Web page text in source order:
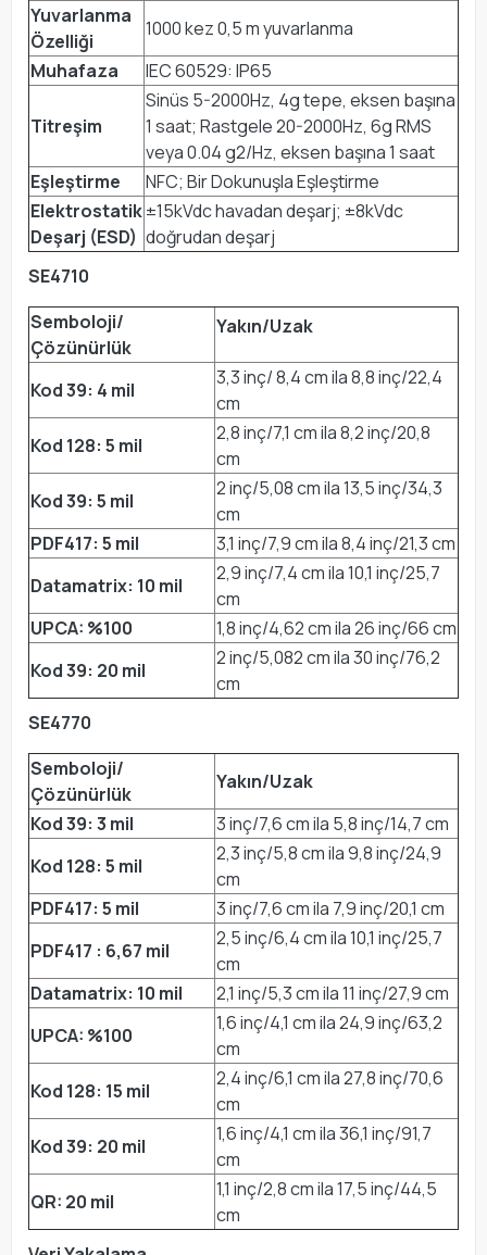
Yuvarlanma
Özelliği
1000 kez 0,5 m yuvarlanma
Muhafaza
IEC 60529: IP65
Titreşim
Sinüs 5-2000Hz, 4g tepe, eksen başına
1 saat; Rastgele 20-2000Hz, 6g RMS
veya 0.04 g2/Hz, eksen başına 1 saat
Eşleştirme
NFC; Bir Dokunuşla Eşleştirme
Elektrostatik
Deşarj (ESD)
±15kVdc havadan deşarj; ±8kVdc
doğrudan deşarj
SE4710
Semboloji/
Çözünürlük
Yakın/Uzak
Kod 39: 4 mil
3,3 inç/ 8,4 cm ila 8,8 inç/22,4
cm
Kod 128: 5 mil
2,8 inç/7,1 cm ila 8,2 inç/20,8
cm
Kod 39: 5 mil
2 inç/5,08 cm ila 13,5 inç/34,3
cm
PDF417: 5 mil
3,1 inç/7,9 cm ila 8,4 inç/21,3 cm
Datamatrix: 10 mil
2,9 inç/7,4 cm ila 10,1 inç/25,7
cm
UPCA: %100
1,8 inç/4,62 cm ila 26 inç/66 cm
Kod 39: 20 mil
2 inç/5,082 cm ila 30 inç/76,2
cm
SE4770
Semboloji/
Çözünürlük
Yakın/Uzak
Kod 39: 3 mil
3 inç/7,6 cm ila 5,8 inç/14,7 cm
Kod 128: 5 mil
2,3 inç/5,8 cm ila 9,8 inç/24,9
cm
PDF417: 5 mil
3 inç/7,6 cm ila 7,9 inç/20,1 cm
PDF417 : 6,67 mil
2,5 inç/6,4 cm ila 10,1 inç/25,7
cm
Datamatrix: 10 mil
2,1 inç/5,3 cm ila 11 inç/27,9 cm
UPCA: %100
1,6 inç/4,1 cm ila 24,9 inç/63,2
cm
Kod 128: 15 mil
2,4 inç/6,1 cm ila 27,8 inç/70,6
cm
Kod 39: 20 mil
1,6 inç/4,1 cm ila 36,1 inç/91,7
cm
QR: 20 mil
1,1 inç/2,8 cm ila 17,5 inç/44,5
cm